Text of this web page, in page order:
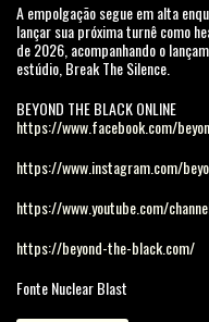
A empolgação segue em alta
lançar sua próxima turnê como
de 2026, acompanhando o
estúdio, Break The Silence.
BEYOND THE BLACK ONLINE
https://www.facebook.com/
https://www.instagram.com/
https://www.youtube.com/
https://beyond-the-black.com/
Fonte Nuclear Blast